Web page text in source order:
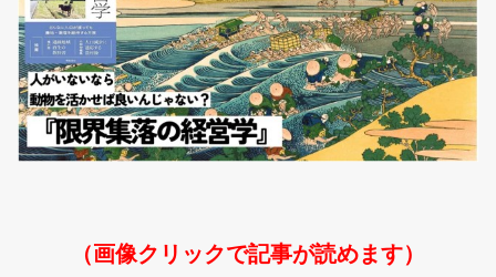
（画像クリックで記事が読めます）